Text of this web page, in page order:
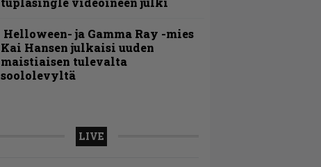
Helloween- ja Gamma Ray -mies
Kai Hansen julkaisi uuden
maistiaisen tulevalta
soololevyltä
LIVE